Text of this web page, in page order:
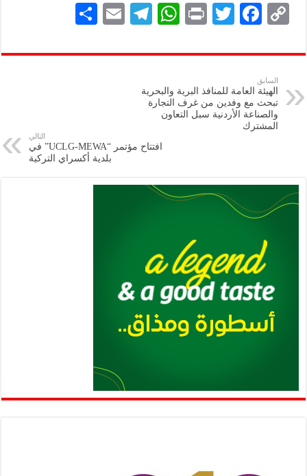
C
p
y
Li
n
F
eb
k
T
tt
P
nt
W
at
A
p
Te
gr
E
ai
ar
السابق
الهيئة العامة للمنافذ البرية والبحرية
تبحث مع وفدين من غرف التجارة
والصناعة الأردنية سبل التعاون
المشترك
التالي
افتتاح مؤتمر “UCLG-MEWA” في
بلدية أكسراي التركية